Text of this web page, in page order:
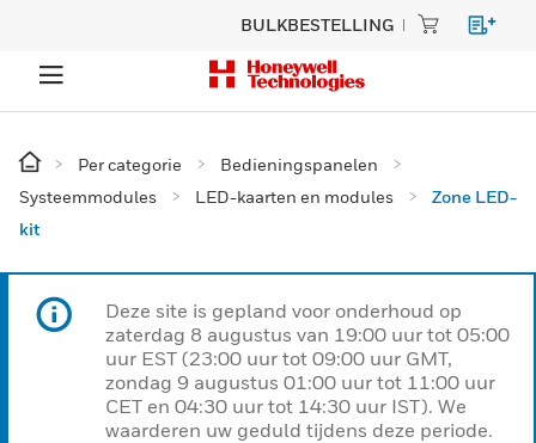
BULKBESTELLING
Per categorie
Bedieningspanelen
Systeemmodules
LED-kaarten en modules
Zone LED-
kit
Deze site is gepland voor onderhoud op
zaterdag 8 augustus van 19:00 uur tot 05:00
uur EST (23:00 uur tot 09:00 uur GMT,
zondag 9 augustus 01:00 uur tot 11:00 uur
CET en 04:30 uur tot 14:30 uur IST). We
waarderen uw geduld tijdens deze periode.